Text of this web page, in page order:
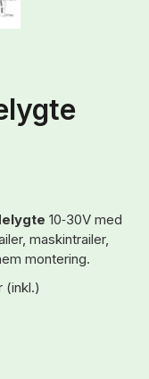
10‑30V med
maskintrailer,
montering.
(inkl.)